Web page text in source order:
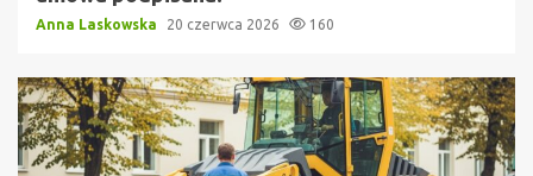
Anna Laskowska 20 czerwca 2026 160